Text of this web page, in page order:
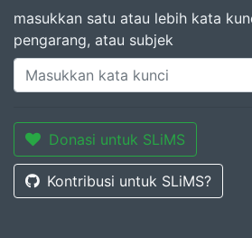
masukkan satu atau lebih kata
pengarang, atau subjek
Donasi untuk SLiMS
Kontribusi untuk SLiMS?